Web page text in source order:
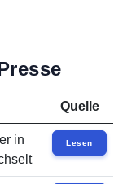
Quelle
in
Lesen